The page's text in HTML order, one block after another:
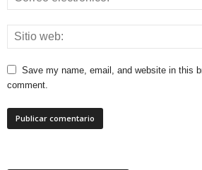
Save my name, email, and website in this
comment.